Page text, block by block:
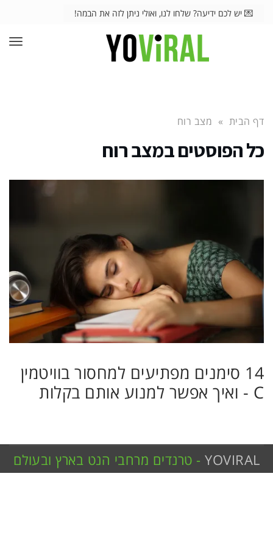
💌 יש לכם ידיעה? שלחו לנו, ואולי ניתן לזה את הבמה!
דף הבית » מצב רוח
כל הפוסטים במצב רוח
14 סימנים מפתיעים למחסור בוויטמין
C - ואיך אפשר למנוע אותם בקלות
YOVIRAL - טרנדים מרחבי הנט בארץ ובעולם